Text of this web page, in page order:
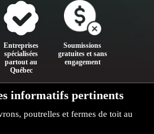
Entreprises
spécialisées
partout au
Québec
Soumissions
gratuites et sans
engagement
informatifs pertinents
poutrelles et fermes de toit au